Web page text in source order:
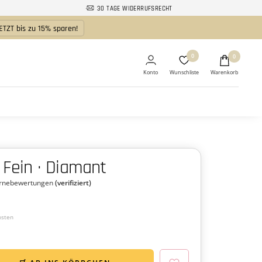
30 TAGE WIDERRUFSRECHT
bis zu 15% sparen!
0 0
· Diamant
(verifiziert)